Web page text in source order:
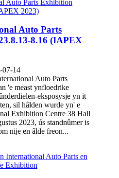
Auto Parts
8.16 (IAPEX
07-14
Auto Parts
'e meast ynfloedrike
eksposysje yn it
sil hâlden wurde yn' e
Exhibition Centre 38 Hall
2023, ús standnûmer is
nije en âlde freon...